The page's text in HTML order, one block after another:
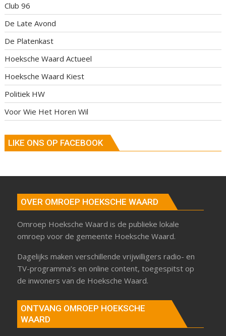
Club 96
De Late Avond
De Platenkast
Hoeksche Waard Actueel
Hoeksche Waard Kiest
Politiek HW
Voor Wie Het Horen Wil
LIKE ONS OP FACEBOOK
OVER OMROEP HOEKSCHE WAARD
Omroep Hoeksche Waard is de publieke lokale
omroep voor de gemeente Hoeksche Waard.
Dagelijks maken verschillende vrijwilligers radio- en
TV-programma’s en online content, toegespitst op
de inwoners van de Hoeksche Waard.
ONTVANG OMROEP HOEKSCHE
WAARD